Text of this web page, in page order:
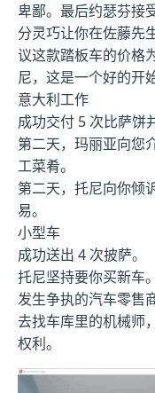
卑鄙。最后约瑟芬接
分灵巧让你在佐藤先
议这款踏板车的价格
尼，这是一个好的开始
意大利工作
成功交付 5 次比萨饼
第二天，玛丽亚向您
工菜肴。
第二天，托尼向你倾
易。
小型车
成功送出 4 次披萨。
托尼坚持要你买新车
发生争执的汽车零售
去找车库里的机械师
权利。